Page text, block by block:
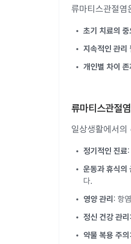
류마티스관절염
초기 치료의
지속적인 관리
개인별 차이
류마티스관절
일상생활에서
정기적인 진료
운동과 휴식의
다.
영양 관리 : 항
정신 건강 관리
약물 복용 주의